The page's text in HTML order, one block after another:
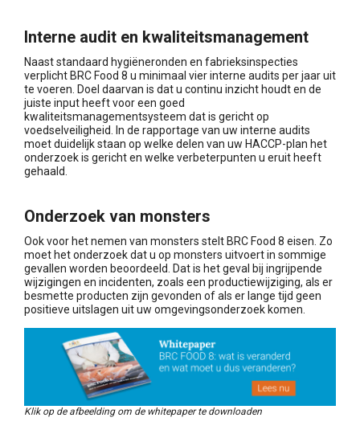
Interne audit en kwaliteitsmanagement
Naast standaard hygiëneronden en fabrieksinspecties
verplicht BRC Food 8 u minimaal vier interne audits per jaar uit
te voeren. Doel daarvan is dat u continu inzicht houdt en de
juiste input heeft voor een goed
kwaliteitsmanagementsysteem dat is gericht op
voedselveiligheid. In de rapportage van uw interne audits
moet duidelijk staan op welke delen van uw HACCP-plan het
onderzoek is gericht en welke verbeterpunten u eruit heeft
gehaald.
Onderzoek van monsters
Ook voor het nemen van monsters stelt BRC Food 8 eisen. Zo
moet het onderzoek dat u op monsters uitvoert in sommige
gevallen worden beoordeeld. Dat is het geval bij ingrijpende
wijzigingen en incidenten, zoals een productiewijziging, als er
besmette producten zijn gevonden of als er lange tijd geen
positieve uitslagen uit uw omgevingsonderzoek komen.
Klik op de afbeelding om de whitepaper te downloaden